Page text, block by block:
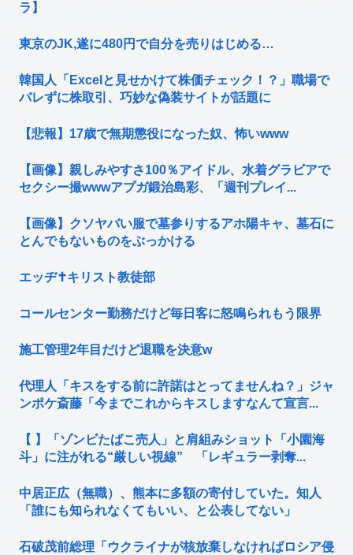
ラ】
東京のJK,遂に480円で自分を売りはじめる…
韓国人「Excelと見せかけて株価チェック！？」職場で
バレずに株取引、巧妙な偽装サイトが話題に
【悲報】17歳で無期懲役になった奴、怖いwww
【画像】親しみやすさ100％アイドル、水着グラビアで
セクシー撮wwwアプガ鍛治島彩、「週刊プレイ...
【画像】クソヤバい服で墓参りするアホ陽キャ、墓石に
とんでもないものをぶっかける
エッヂ✝️キリスト教徒部
コールセンター勤務だけど毎日客に怒鳴られもう限界
施工管理2年目だけど退職を決意w
代理人「キスをする前に許諾はとってませんね？」ジャ
ンポケ斎藤「今までこれからキスしますなんて宣言...
【 】「ゾンビたばこ売人」と肩組みショット「小園海
斗」に注がれる“厳しい視線” 「レギュラー剥奪...
中居正広（無職）、熊本に多額の寄付していた。知人
「誰にも知られなくてもいい、と公表してない」
石破茂前総理「ウクライナが核放棄しなければロシア侵